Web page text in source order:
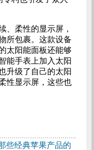
、柔性的显示屏，
所包裹。这款设备
太阳能面板还能够
能手表上加入太阳
升级了自己的太阳
性显示屏，这些也
些经典苹果产品的